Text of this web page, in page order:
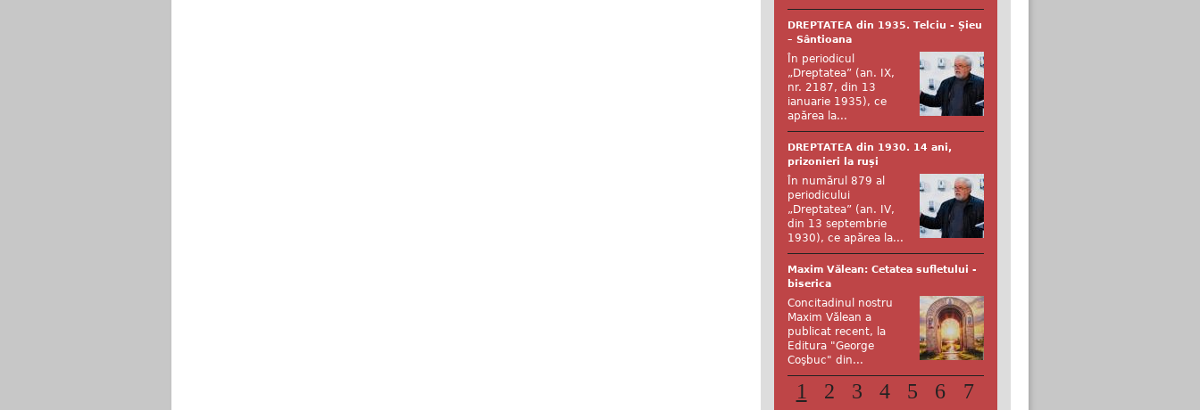
DREPTATEA din 1935. Telciu - Șieu
– Sântioana
În periodicul
„Dreptatea” (an. IX,
nr. 2187, din 13
ianuarie 1935), ce
apărea la...
DREPTATEA din 1930. 14 ani,
prizonieri la ruși
În numărul 879 al
periodicului
„Dreptatea” (an. IV,
din 13 septembrie
1930), ce apărea la...
Maxim Vălean: Cetatea sufletului -
biserica
Concitadinul nostru
Maxim Vălean a
publicat recent, la
Editura "George
Coşbuc" din...
1 2 3 4 5 6
7